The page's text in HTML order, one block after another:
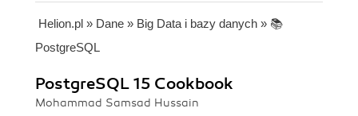
Helion.pl » Dane » Big Data i bazy danych » 📚
PostgreSQL
PostgreSQL 15 Cookbook
Mohammad Samsad Hussain